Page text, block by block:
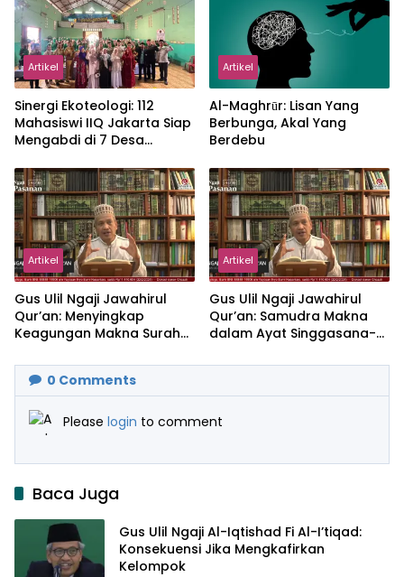
Artikel
‎Sinergi Ekoteologi: 112
Mahasiswi IIQ Jakarta Siap
Mengabdi di 7 Desa
Artikel
Al-Maghrūr: Lisan Yang
Berbunga, Akal Yang
Berdebu
Artikel
Gus Ulil Ngaji Jawahirul
Qur’an: Menyingkap
Keagungan Makna Surah
Artikel
Gus Ulil Ngaji Jawahirul
Qur’an: Samudra Makna
dalam Ayat Singgasana-
0 Comments
Please login to comment
Baca Juga
Gus Ulil Ngaji Al-Iqtishad Fi Al-I’tiqad:
Konsekuensi Jika Mengkafirkan
Kelompok